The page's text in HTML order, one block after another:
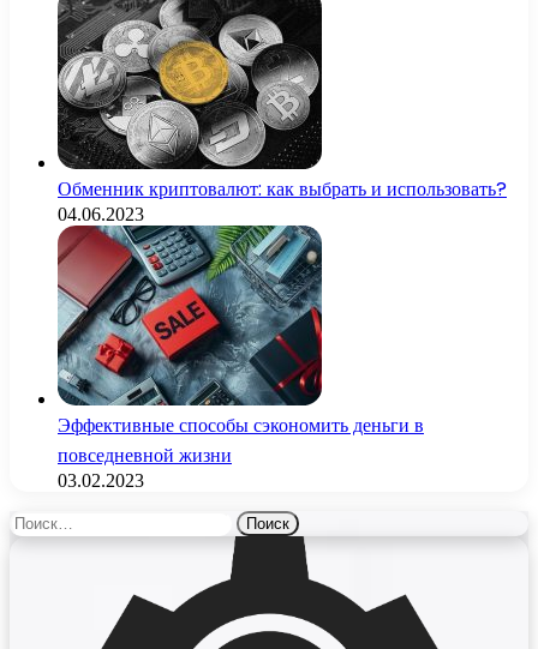
Обменник криптовалют: как выбрать и использовать?
04.06.2023
Эффективные способы сэкономить деньги в
повседневной жизни
03.02.2023
Найти: